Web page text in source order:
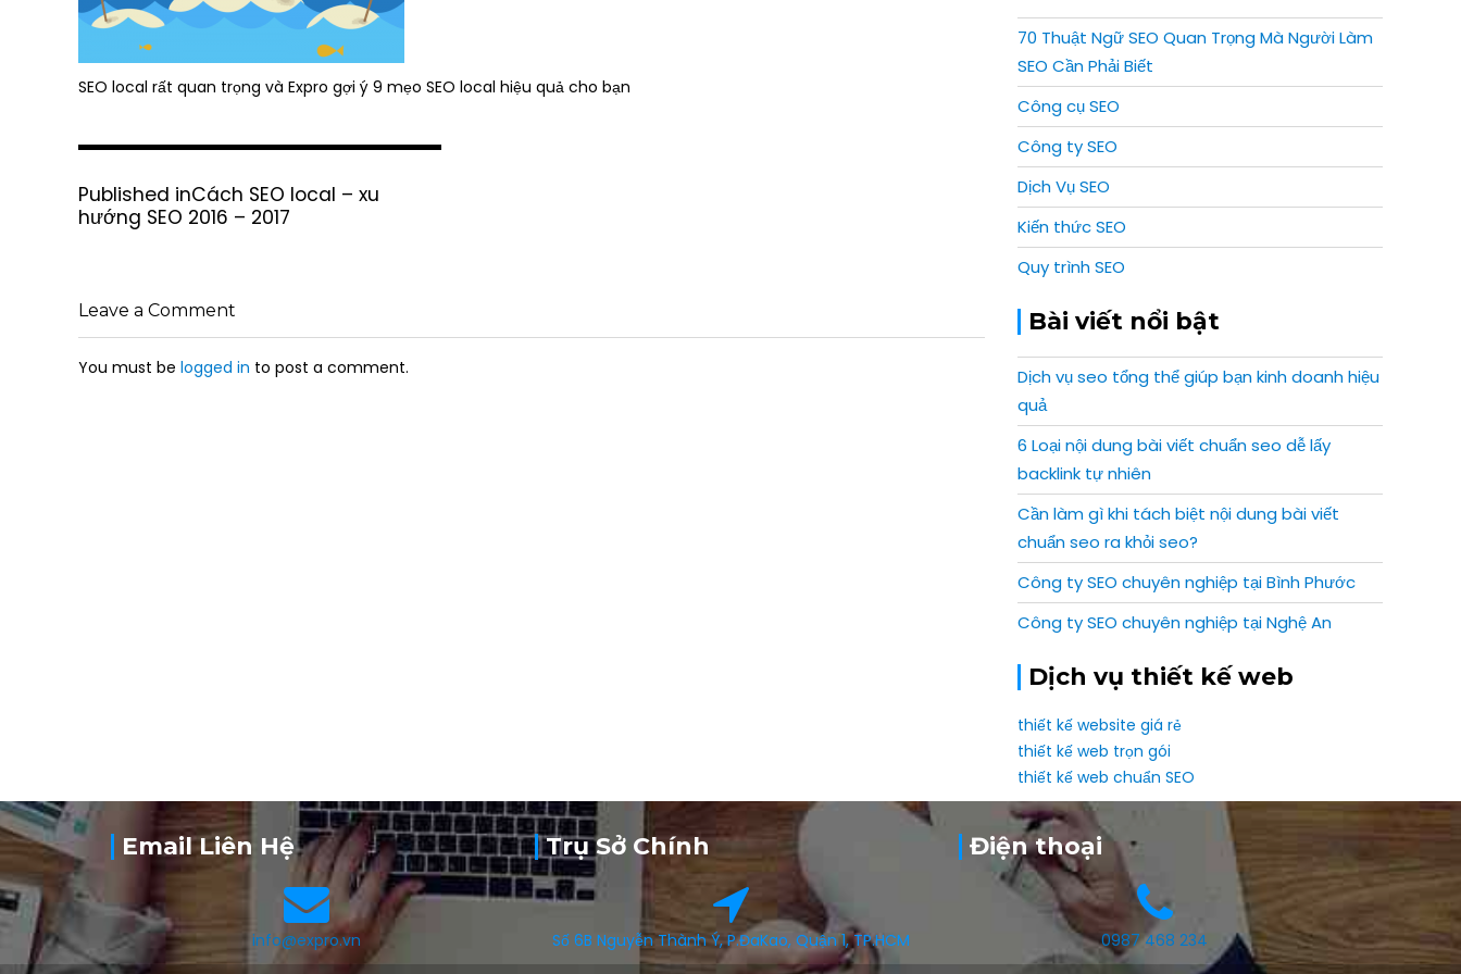
SEO local rất quan trọng và Expro gợi ý 9 mẹo SEO local hiệu quả cho bạn
o
s
a
v
i
g
Published inCách SEO local – xu
hướng SEO 2016 – 2017
Leave a Comment
You must be logged in to post a comment.
70 Thuật Ngữ SEO Quan Trọng Mà Người Làm
SEO Cần Phải Biết
Công cụ SEO
Công ty SEO
Dịch Vụ SEO
Kiến thức SEO
Quy trình SEO
Bài viết nổi bật
Dịch vụ seo tổng thể giúp bạn kinh doanh hiệu
quả
6 Loại nội dung bài viết chuẩn seo dễ lấy
backlink tự nhiên
Cần làm gì khi tách biệt nội dung bài viết
chuẩn seo ra khỏi seo?
Công ty SEO chuyên nghiệp tại Bình Phước
Công ty SEO chuyên nghiệp tại Nghệ An
Dịch vụ thiết kế web
thiết kế website giá rẻ
thiết kế web trọn gói
thiết kế web chuẩn SEO
Email Liên Hệ
info@expro.vn
Trụ Sở Chính
Số 6B Nguyễn Thành Ý, P.ĐaKao, Quận 1, TP.HCM
Điện thoại
0987 468 234